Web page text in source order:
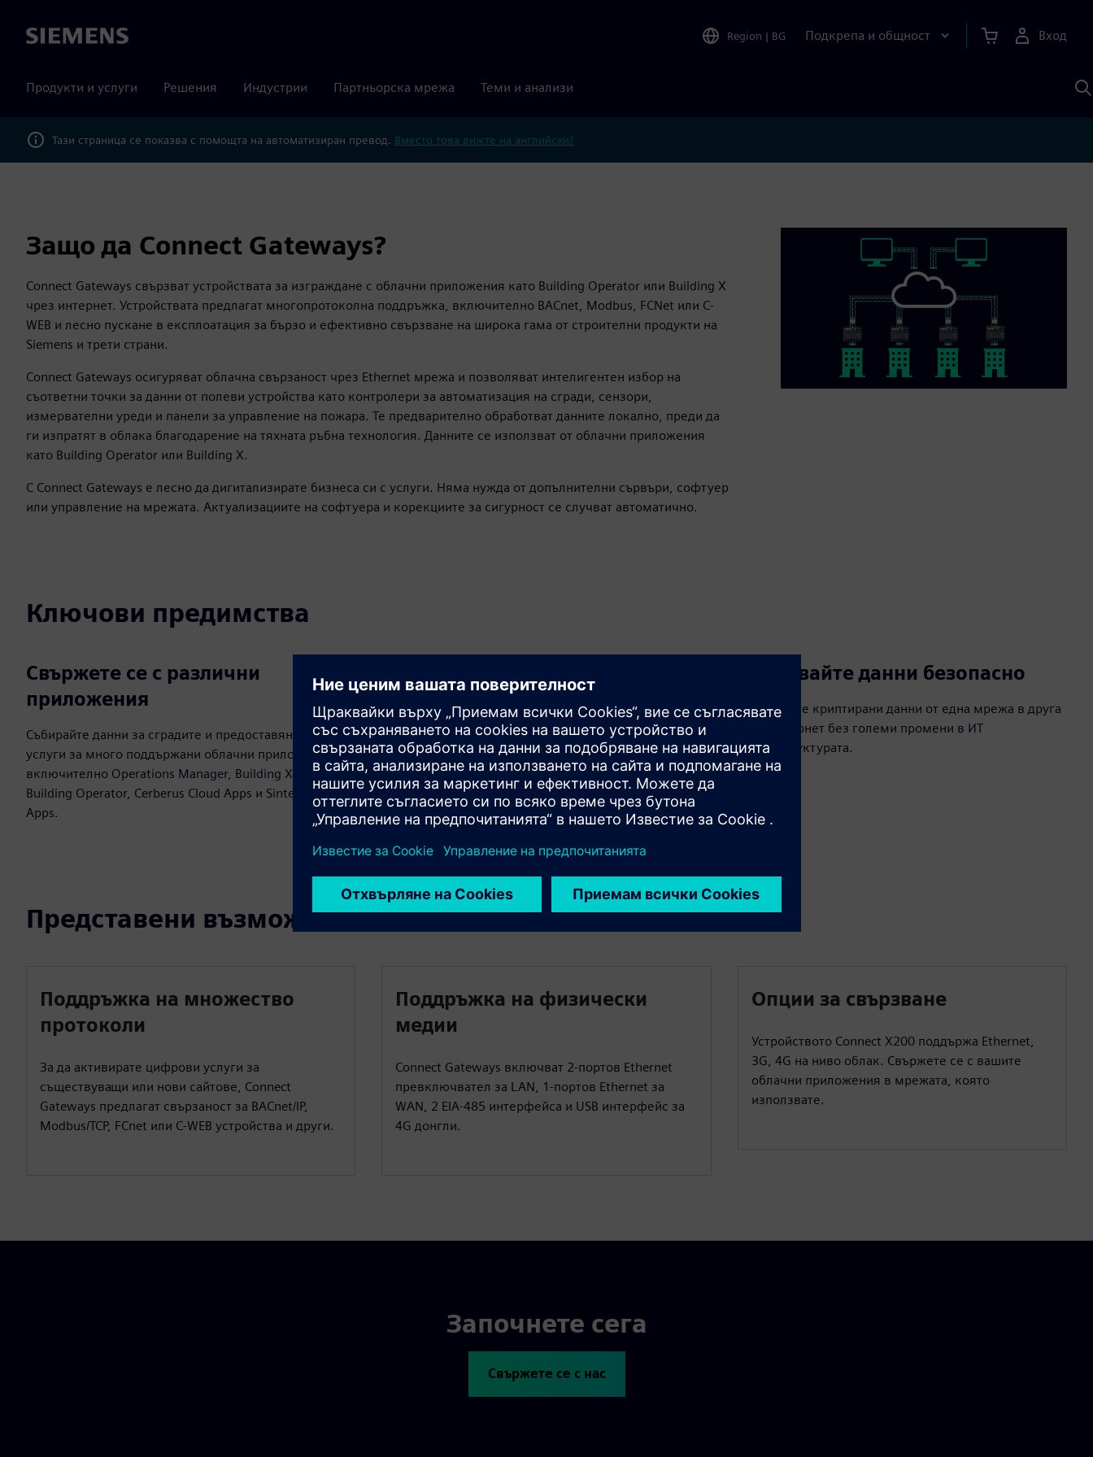
Siemens Region | BG Подкрепа и общност Вход
Продукти и услуги Решения Индустрии Партньорска мрежа Теми и анализи
с
Тази страница се показва с помощта на автоматизиран превод. Вместо това вижте на английски?
Защо да Connect Gateways?
Connect Gateways свързват устройствата за изграждане с облачни приложения като Building Operator или Building X
чрез интернет. Устройствата предлагат многопротоколна поддръжка, включително BACnet, Modbus, FCNet или C-
WEB и лесно пускане в експлоатация за бързо и ефективно свързване на широка гама от строителни продукти на
Siemens и трети страни.
Connect Gateways осигуряват облачна свързаност чрез Ethernet мрежа и позволяват интелигентен избор на
съответни точки за данни от полеви устройства като контролери за автоматизация на сгради, сензори,
измервателни уреди и панели за управление на пожара. Те предварително обработват данните локално, преди да
ги изпратят в облака благодарение на тяхната ръбна технология. Данните се използват от облачни приложения
като Building Operator или Building X.
С Connect Gateways е лесно да дигитализирате бизнеса си с услуги. Няма нужда от допълнителни сървъри, софтуер
или управление на мрежата. Актуализациите на софтуера и корекциите за сигурност се случват автоматично.
Ключови предимства
Свържете се с различни
приложения
Събирайте данни за сградите и предоставяне на
услуги за много поддържани облачни приложения,
включително Operations Manager, Building X Fire Apps,
Building Operator, Cerberus Cloud Apps и Sinteso Cloud
Apps.
лесно
Чрез Connect Gateways можете лесно да промените
конфигурацията на вашите устройства. Например,
можете да зададете точката на контролера на
помещението или да регулирате позиционирането на
клапана. Наблюдавайте и командвайте с увереност.
Предавайте данни безопасно
Предавайте криптирани данни от една мрежа в друга
чрез интернет без големи промени в ИТ
инфраструктурата.
Представени възможности
Поддръжка на множество
протоколи
За да активирате цифрови услуги за
съществуващи или нови сайтове, Connect
Gateways предлагат свързаност за BACnet/IP,
Modbus/TCP, FCnet или C-WEB устройства и други.
Поддръжка на физически
медии
Connect Gateways включват 2-портов Ethernet
превключвател за LAN, 1-портов Ethernet за
WAN, 2 EIA-485 интерфейса и USB интерфейс за
4G донгли.
Опции за свързване
Устройството Connect X200 поддържа Ethernet,
3G, 4G на ниво облак. Свържете се с вашите
облачни приложения в мрежата, която
използвате.
Започнете сега
Свържете се с нас